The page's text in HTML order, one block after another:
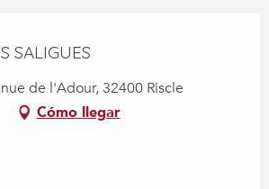
SALIGUES
de l'Adour, 32400 Riscle
Cómo llegar